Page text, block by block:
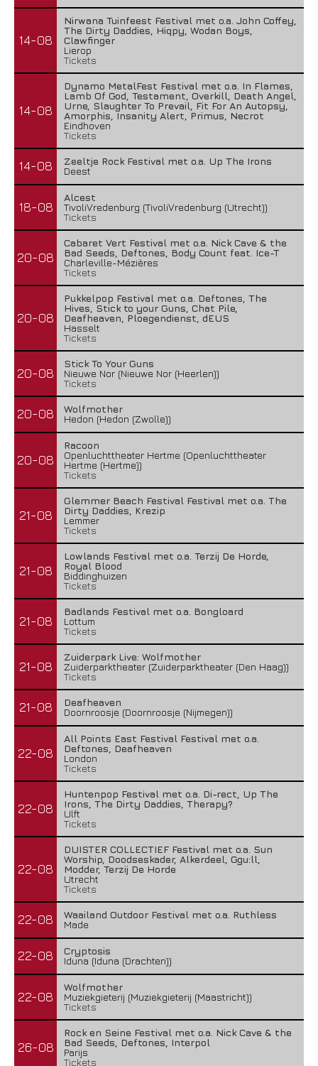
14-08
Nirwana Tuinfeest Festival met o.a. John Coffey,
The Dirty Daddies, Hiqpy, Wodan Boys,
Clawfinger
Lierop
Tickets
14-08
Dynamo MetalFest Festival met o.a. In Flames,
Lamb Of God, Testament, Overkill, Death Angel,
Urne, Slaughter To Prevail, Fit For An Autopsy,
Amorphis, Insanity Alert, Primus, Necrot
Eindhoven
Tickets
14-08
Zeeltje Rock Festival met o.a. Up The Irons
Deest
18-08
Alcest
TivoliVredenburg (TivoliVredenburg (Utrecht))
Tickets
20-08
Cabaret Vert Festival met o.a. Nick Cave & the
Bad Seeds, Deftones, Body Count feat. Ice-T
Charleville-Mézières
Tickets
20-08
Pukkelpop Festival met o.a. Deftones, The
Hives, Stick to your Guns, Chat Pile,
Deafheaven, Ploegendienst, dEUS
Hasselt
Tickets
20-08
Stick To Your Guns
Nieuwe Nor (Nieuwe Nor (Heerlen))
Tickets
20-08
Wolfmother
Hedon (Hedon (Zwolle))
20-08
Racoon
Openluchttheater Hertme (Openluchttheater
Hertme (Hertme))
Tickets
21-08
Glemmer Beach Festival Festival met o.a. The
Dirty Daddies, Krezip
Lemmer
Tickets
21-08
Lowlands Festival met o.a. Terzij De Horde,
Royal Blood
Biddinghuizen
Tickets
21-08
Badlands Festival met o.a. Bongloard
Lottum
Tickets
21-08
Zuiderpark Live: Wolfmother
Zuiderparktheater (Zuiderparktheater (Den Haag))
Tickets
21-08
Deafheaven
Doornroosje (Doornroosje (Nijmegen))
22-08
All Points East Festival Festival met o.a.
Deftones, Deafheaven
London
Tickets
22-08
Huntenpop Festival met o.a. Di-rect, Up The
Irons, The Dirty Daddies, Therapy?
Ulft
Tickets
22-08
DUISTER COLLECTIEF Festival met o.a. Sun
Worship, Doodseskader, Alkerdeel, Ggu:ll,
Modder, Terzij De Horde
Utrecht
Tickets
22-08
Waailand Outdoor Festival met o.a. Ruthless
Made
22-08
Cryptosis
Iduna (Iduna (Drachten))
22-08
Wolfmother
Muziekgieterij (Muziekgieterij (Maastricht))
Tickets
26-08
Rock en Seine Festival met o.a. Nick Cave & the
Bad Seeds, Deftones, Interpol
Parijs
Tickets